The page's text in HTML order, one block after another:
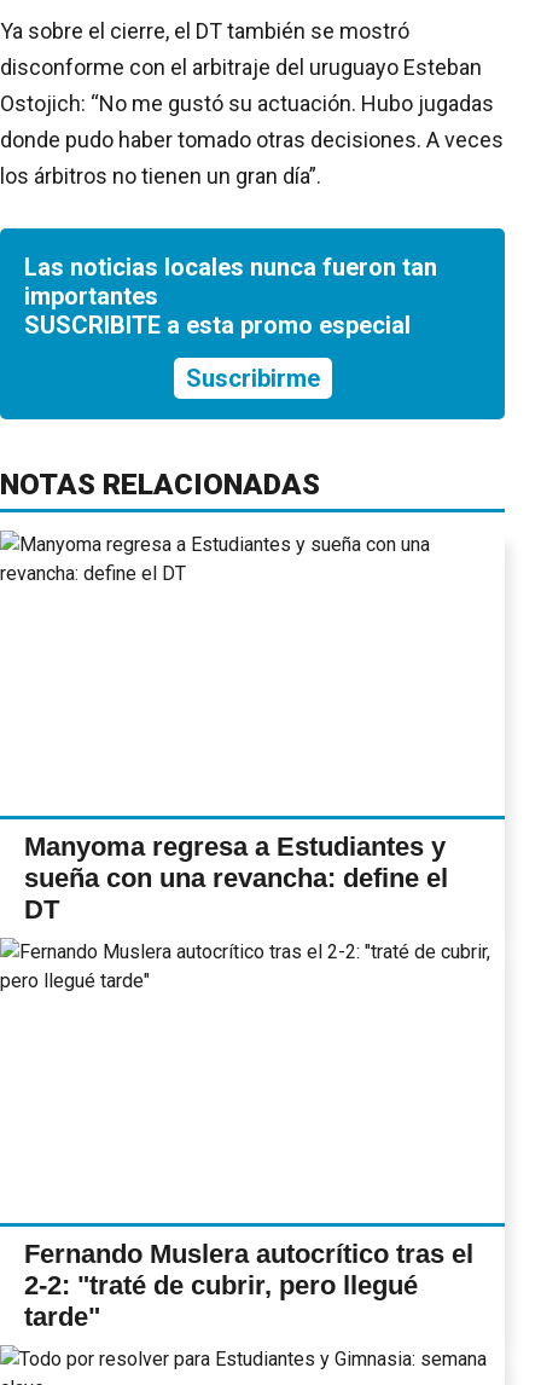
Ya sobre el cierre, el DT también se mostró
disconforme con el arbitraje del uruguayo Esteban
Ostojich: “No me gustó su actuación. Hubo jugadas
donde pudo haber tomado otras decisiones. A veces
los árbitros no tienen un gran día”.
Las noticias locales nunca fueron tan
importantes
SUSCRIBITE a esta promo especial
Suscribirme
NOTAS RELACIONADAS
Manyoma regresa a Estudiantes y
sueña con una revancha: define el
DT
Fernando Muslera autocrítico tras el
2-2: "traté de cubrir, pero llegué
tarde"